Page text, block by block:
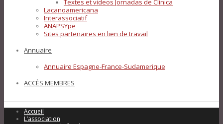
Textes et videos Jornadas de Clinica
Lacanoamericana
Interassociatif
ANAPSYpe
Sites partenaires en lien de travail
Annuaire
Annuaire Espagne-France-Sudamerique
ACCÈS MEMBRES
Accueil
L’association